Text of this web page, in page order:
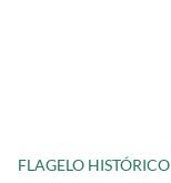
FLAGELO HISTÓRICO